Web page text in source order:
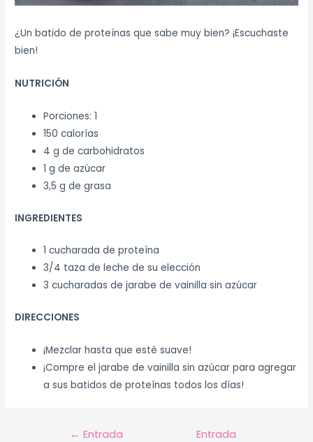
¿Un batido de proteínas que sabe muy bien? ¡Escuchaste
bien!
NUTRICIÓN
Porciones: 1
150 calorías
4 g de carbohidratos
1 g de azúcar
3,5 g de grasa
INGREDIENTES
1 cucharada de proteína
3/4 taza de leche de su elección
3 cucharadas de jarabe de vainilla sin azúcar
DIRECCIONES
¡Mezclar hasta que esté suave!
¡Compre el jarabe de vainilla sin azúcar para agregar
a sus batidos de proteínas todos los días!
← Entrada
Entrada